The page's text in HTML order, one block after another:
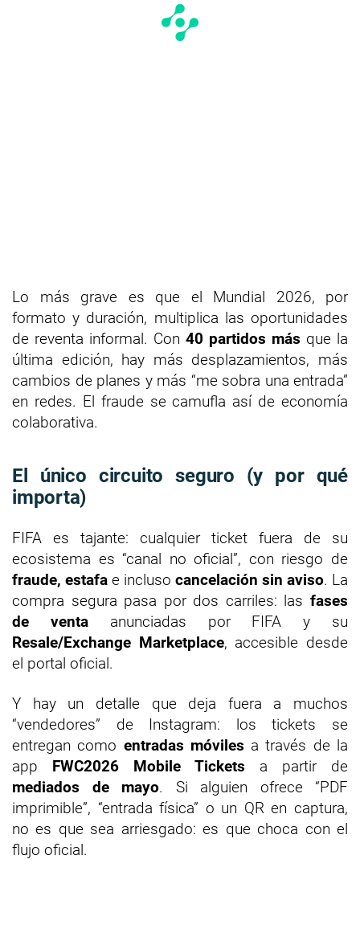
Lo más grave es que el Mundial 2026, por
formato y duración, multiplica las oportunidades
de reventa informal. Con 40 partidos más que la
última edición, hay más desplazamientos, más
cambios de planes y más “me sobra una entrada”
en redes. El fraude se camufla así de economía
colaborativa.
El único circuito seguro (y por qué
importa)
FIFA es tajante: cualquier ticket fuera de su
ecosistema es “canal no oficial”, con riesgo de
fraude, estafa e incluso cancelación sin aviso. La
compra segura pasa por dos carriles: las fases
de ventaanunciadas por FIFA y su
Resale/Exchange Marketplace, accesible desde
el portal oficial.
Y hay un detalle que deja fuera a muchos
“vendedores” de Instagram: los tickets se
entregan como entradas móviles a través de la
app FWC2026 Mobile Tickets a partir de
mediados de mayo. Si alguien ofrece “PDF
imprimible”, “entrada física” o un QR en captura,
no es que sea arriesgado: es que choca con el
flujo oficial.